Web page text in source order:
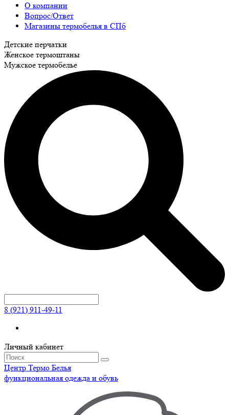
О компании
Вопрос/Ответ
Магазины термобелья в СПб
Детские перчатки
Женское термоштаны
Мужское термобелье
8 (921) 911-49-11
Личный кабинет
Центр Термо Белья
функциональная одежда и обувь